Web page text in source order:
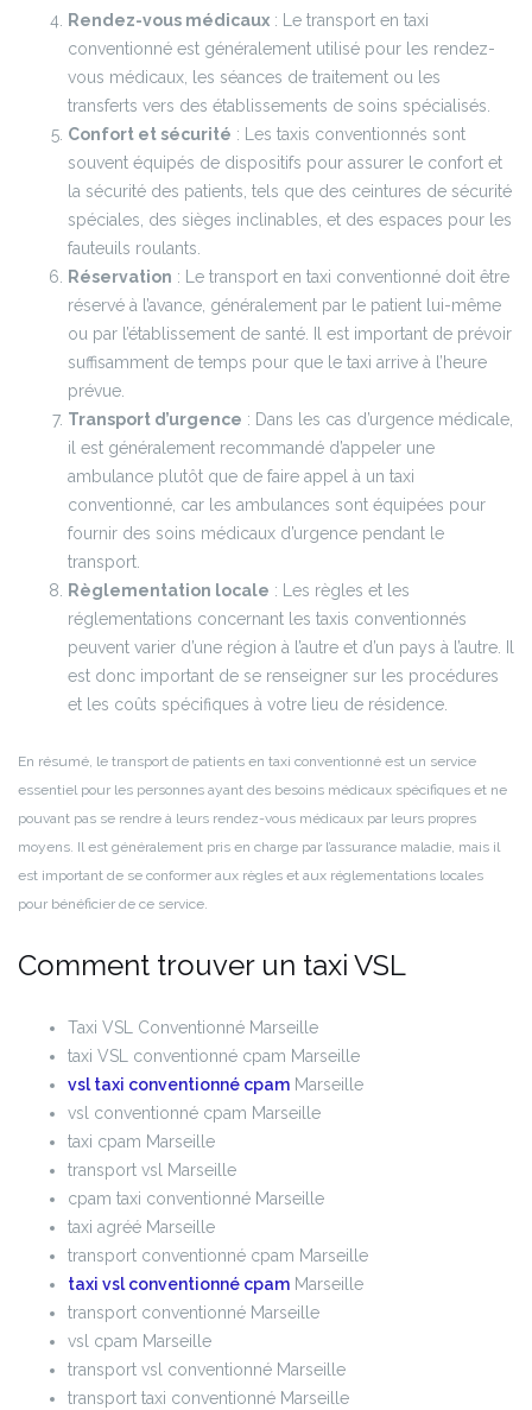
Rendez-vous médicaux : Le transport en taxi
conventionné est généralement utilisé pour les rendez-
vous médicaux, les séances de traitement ou les
transferts vers des établissements de soins spécialisés.
Confort et sécurité : Les taxis conventionnés sont
souvent équipés de dispositifs pour assurer le confort et
la sécurité des patients, tels que des ceintures de sécurité
spéciales, des sièges inclinables, et des espaces pour les
fauteuils roulants.
Réservation : Le transport en taxi conventionné doit être
réservé à l’avance, généralement par le patient lui-même
ou par l’établissement de santé. Il est important de prévoir
suffisamment de temps pour que le taxi arrive à l’heure
prévue.
Transport d’urgence : Dans les cas d’urgence médicale,
il est généralement recommandé d’appeler une
ambulance plutôt que de faire appel à un taxi
conventionné, car les ambulances sont équipées pour
fournir des soins médicaux d’urgence pendant le
transport.
Règlementation locale : Les règles et les
réglementations concernant les taxis conventionnés
peuvent varier d’une région à l’autre et d’un pays à l’autre. Il
est donc important de se renseigner sur les procédures
et les coûts spécifiques à votre lieu de résidence.
En résumé, le transport de patients en taxi conventionné est un service
essentiel pour les personnes ayant des besoins médicaux spécifiques et ne
pouvant pas se rendre à leurs rendez-vous médicaux par leurs propres
moyens. Il est généralement pris en charge par l’assurance maladie, mais il
est important de se conformer aux règles et aux réglementations locales
pour bénéficier de ce service.
Comment trouver un taxi VSL
Taxi VSL Conventionné Marseille
taxi VSL conventionné cpam Marseille
vsl taxi conventionné cpam Marseille
vsl conventionné cpam Marseille
taxi cpam Marseille
transport vsl Marseille
cpam taxi conventionné Marseille
taxi agréé Marseille
transport conventionné cpam Marseille
taxi vsl conventionné cpam Marseille
transport conventionné Marseille
vsl cpam Marseille
transport vsl conventionné Marseille
transport taxi conventionné Marseille